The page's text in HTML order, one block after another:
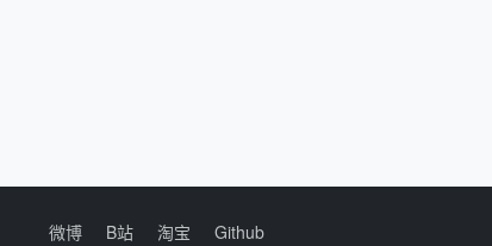
微博 B站 淘宝 Github